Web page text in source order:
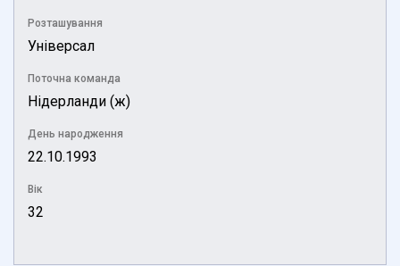
Розташування
Універсал
Поточна команда
Нідерланди (ж)
День народження
22.10.1993
Вік
32